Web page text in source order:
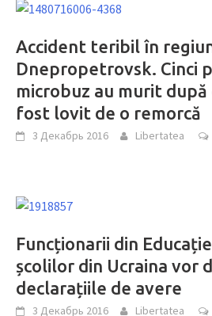
Accident teribil în
Dnepropetrovsk. Cinci
microbuz au murit după
fost lovit de o remorcă
3 Декабрь 2016 Libertatea
Funcționarii din
școlilor din Ucraina vor
declarațiile de avere
3 Декабрь 2016 Libertatea